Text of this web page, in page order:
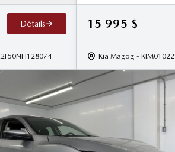
Détails 15 995 $
Kia Magog - KIM01022